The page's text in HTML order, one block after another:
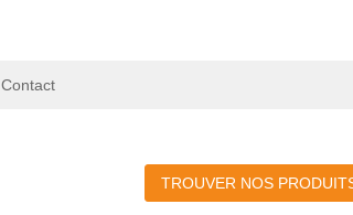
Contact
TROUVER NOS